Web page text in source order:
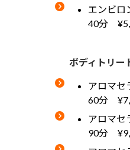
エンビロ
40分
ボディトリー
アロマセ
60分
アロマセ
90分